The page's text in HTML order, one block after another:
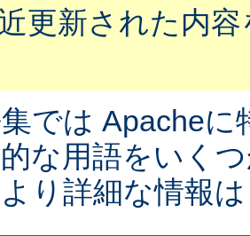
更新された内
では Apache
な用語をいく
り詳細な情報